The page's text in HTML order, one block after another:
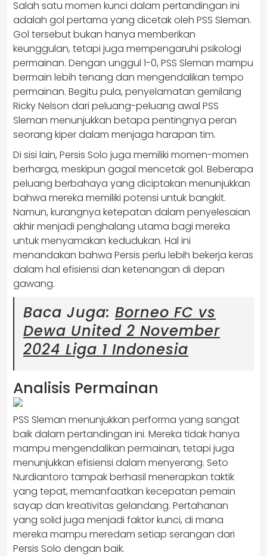
Salah satu momen kunci dalam pertandingan ini
adalah gol pertama yang dicetak oleh PSS Sleman.
Gol tersebut bukan hanya memberikan
keunggulan, tetapi juga mempengaruhi psikologi
permainan. Dengan unggul 1-0, PSS Sleman mampu
bermain lebih tenang dan mengendalikan tempo
permainan. Begitu pula, penyelamatan gemilang
Ricky Nelson dari peluang-peluang awal PSS
Sleman menunjukkan betapa pentingnya peran
seorang kiper dalam menjaga harapan tim.
Di sisi lain, Persis Solo juga memiliki momen-momen
berharga, meskipun gagal mencetak gol. Beberapa
peluang berbahaya yang diciptakan menunjukkan
bahwa mereka memiliki potensi untuk bangkit.
Namun, kurangnya ketepatan dalam penyelesaian
akhir menjadi penghalang utama bagi mereka
untuk menyamakan kedudukan. Hal ini
menandakan bahwa Persis perlu lebih bekerja keras
dalam hal efisiensi dan ketenangan di depan
gawang.
Baca Juga: Borneo FC vs
Dewa United 2 November
2024 Liga 1 Indonesia
Analisis Permainan
PSS Sleman menunjukkan performa yang sangat
baik dalam pertandingan ini. Mereka tidak hanya
mampu mengendalikan permainan, tetapi juga
menunjukkan efisiensi dalam menyerang. Seto
Nurdiantoro tampak berhasil menerapkan taktik
yang tepat, memanfaatkan kecepatan pemain
sayap dan kreativitas gelandang. Pertahanan
yang solid juga menjadi faktor kunci, di mana
mereka mampu meredam setiap serangan dari
Persis Solo dengan baik.